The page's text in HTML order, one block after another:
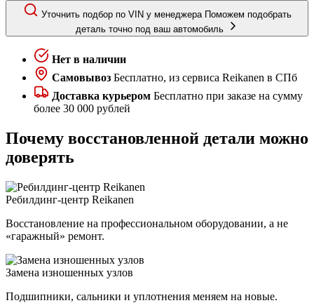
Уточнить подбор по VIN у менеджера Поможем подобрать
деталь точно под ваш автомобиль
Нет в наличии
Самовывоз Бесплатно, из сервиса Reikanen в СПб
Доставка курьером Бесплатно при заказе на сумму
более 30 000 рублей
Почему восстановленной детали можно
доверять
Ребилдинг-центр Reikanen
Восстановление на профессиональном оборудовании, а не
«гаражный» ремонт.
Замена изношенных узлов
Подшипники, сальники и уплотнения меняем на новые.